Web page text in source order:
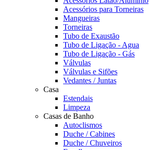
Acessórios para Torneiras
Mangueiras
Torneiras
Tubo de Exaustão
Tubo de Ligação - Agua
Tubo de Ligação - Gás
Válvulas
Válvulas e Sifões
Vedantes / Juntas
Casa
Estendais
Limpeza
Casas de Banho
Autoclismos
Duche / Cabines
Duche / Chuveiros